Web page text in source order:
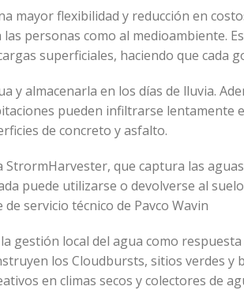
mayor flexibilidad y reducción en
personas como al medioambiente.
superficiales, haciendo que cada
almacenarla en los días de lluvia.
pueden infiltrarse lentamente
de concreto y asfalto.
que captura las
puede utilizarse o devolverse al
servicio técnico de Pavco Wavin
gestión local del agua como respuesta
los Cloudbursts, sitios verdes y
en climas secos y colectores de